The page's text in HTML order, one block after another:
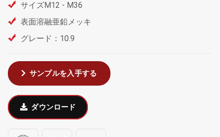
サイズM12 - M36
表面溶融亜鉛メッキ
グレード：10.9
サンプルを入手する
ダウンロード